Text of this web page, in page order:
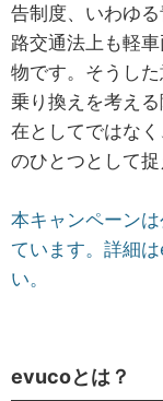
告制度、いわゆ
路交通法上も軽
物です。そうし
乗り換えを考え
在としてではな
のひとつとして捉
本キャンペーン
ています。詳細
い。
evucoとは？